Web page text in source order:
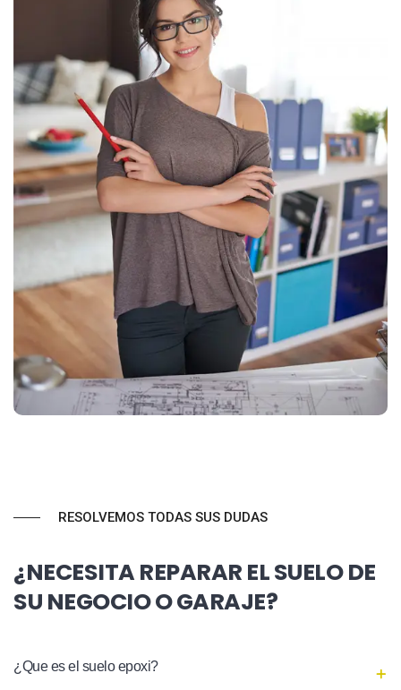
RESOLVEMOS TODAS SUS DUDAS
¿NECESITA REPARAR EL SUELO DE
SU NEGOCIO O GARAJE?
¿Que es el suelo epoxi?